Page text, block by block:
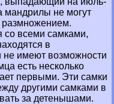
мaндрилы не могут
размножением.
со всеми самками,
в
не имеют возможности
есть несколько
первыми. Эти самки
другими самками в
за детенышами.